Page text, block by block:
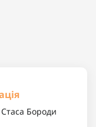
Стаса Бороди